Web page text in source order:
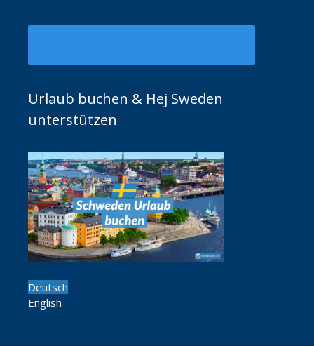
Urlaub buchen & Hej Sweden
unterstützen
Deutsch
English